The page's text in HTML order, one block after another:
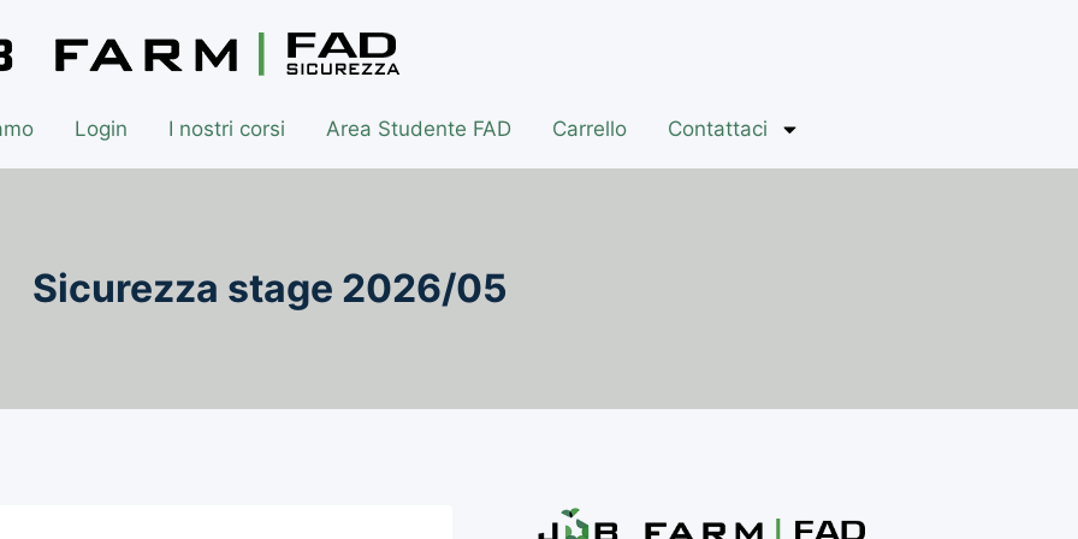
Login I nostri corsi Area Studente FAD Carrello Contattaci
Sicurezza stage 2026/05